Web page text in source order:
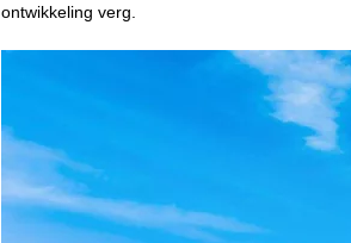
ontwikkeling verg.